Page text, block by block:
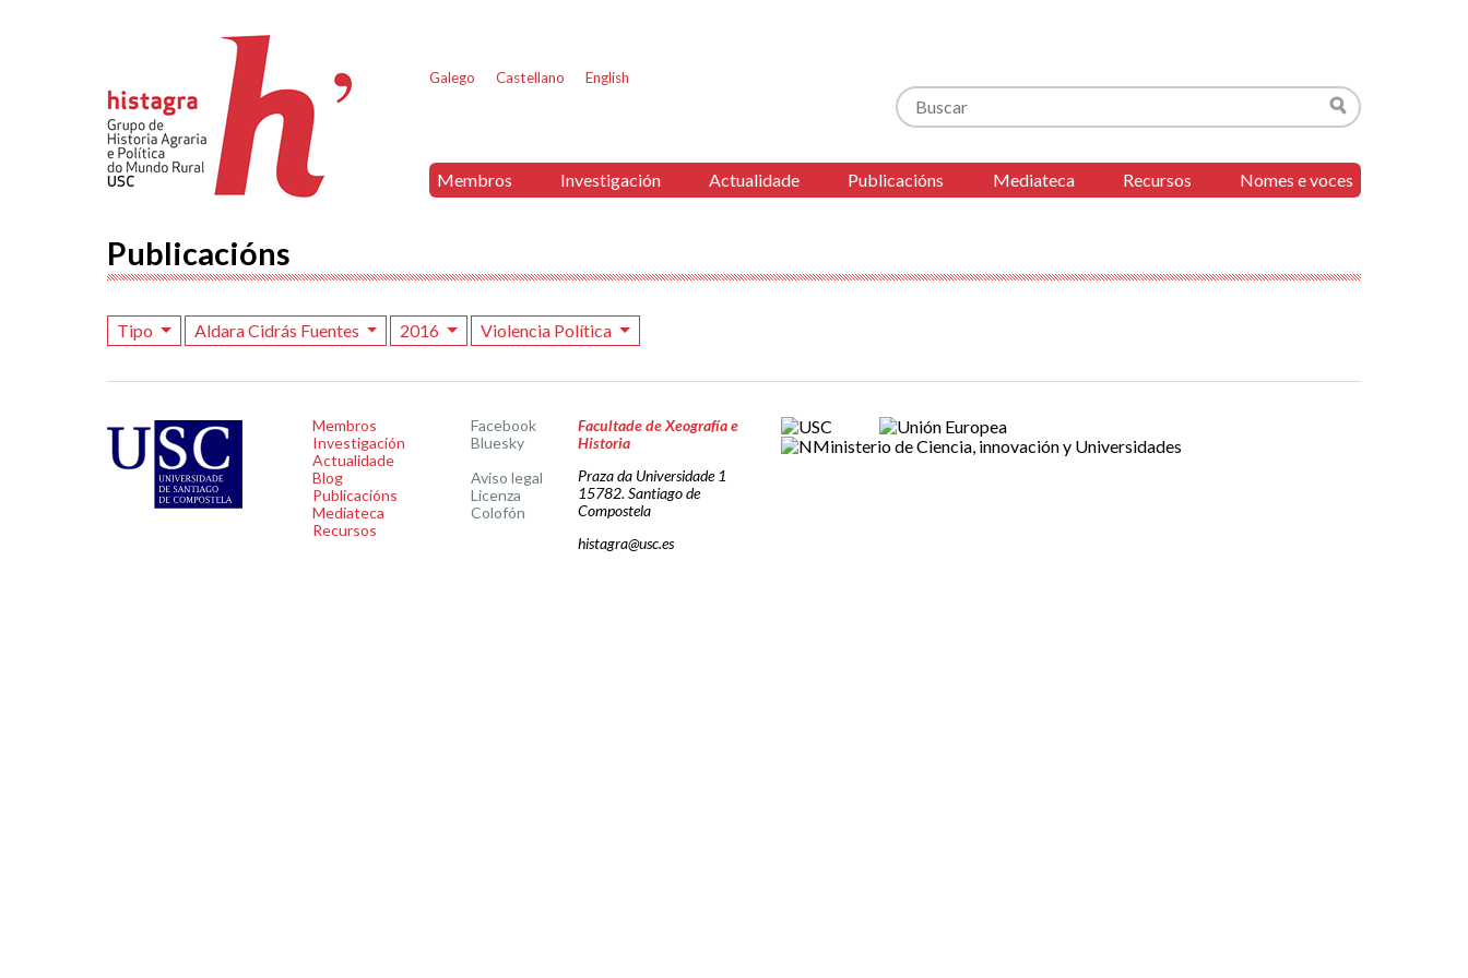
Galego Castellano English
Buscar
Buscar
Membros Investigación Actualidade Publicacións Mediateca Recursos Nomes e voces
Publicacións
Tipo Aldara Cidrás Fuentes 2016 Violencia Política
Membros
Investigación
Actualidade
Blog
Publicacións
Mediateca
Recursos
Facebook
Bluesky
Aviso legal
Licenza
Colofón
Facultade de Xeografía e
Historia
Praza da Universidade 1
15782. Santiago de
Compostela
histagra@usc.es